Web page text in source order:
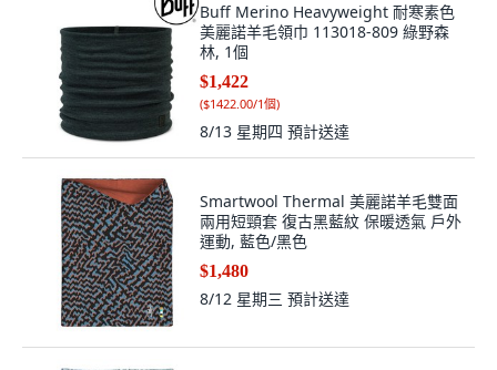
Buff Merino Heavyweight 耐寒素色
美麗諾羊毛領巾 113018-809 綠野森
林, 1個
$1,422
($1422.00/1個)
8/13 星期四 預計送達
Smartwool Thermal 美麗諾羊毛雙面
兩用短頸套 復古黑藍紋 保暖透氣 戶外
運動, 藍色/黑色
$1,480
8/12 星期三 預計送達